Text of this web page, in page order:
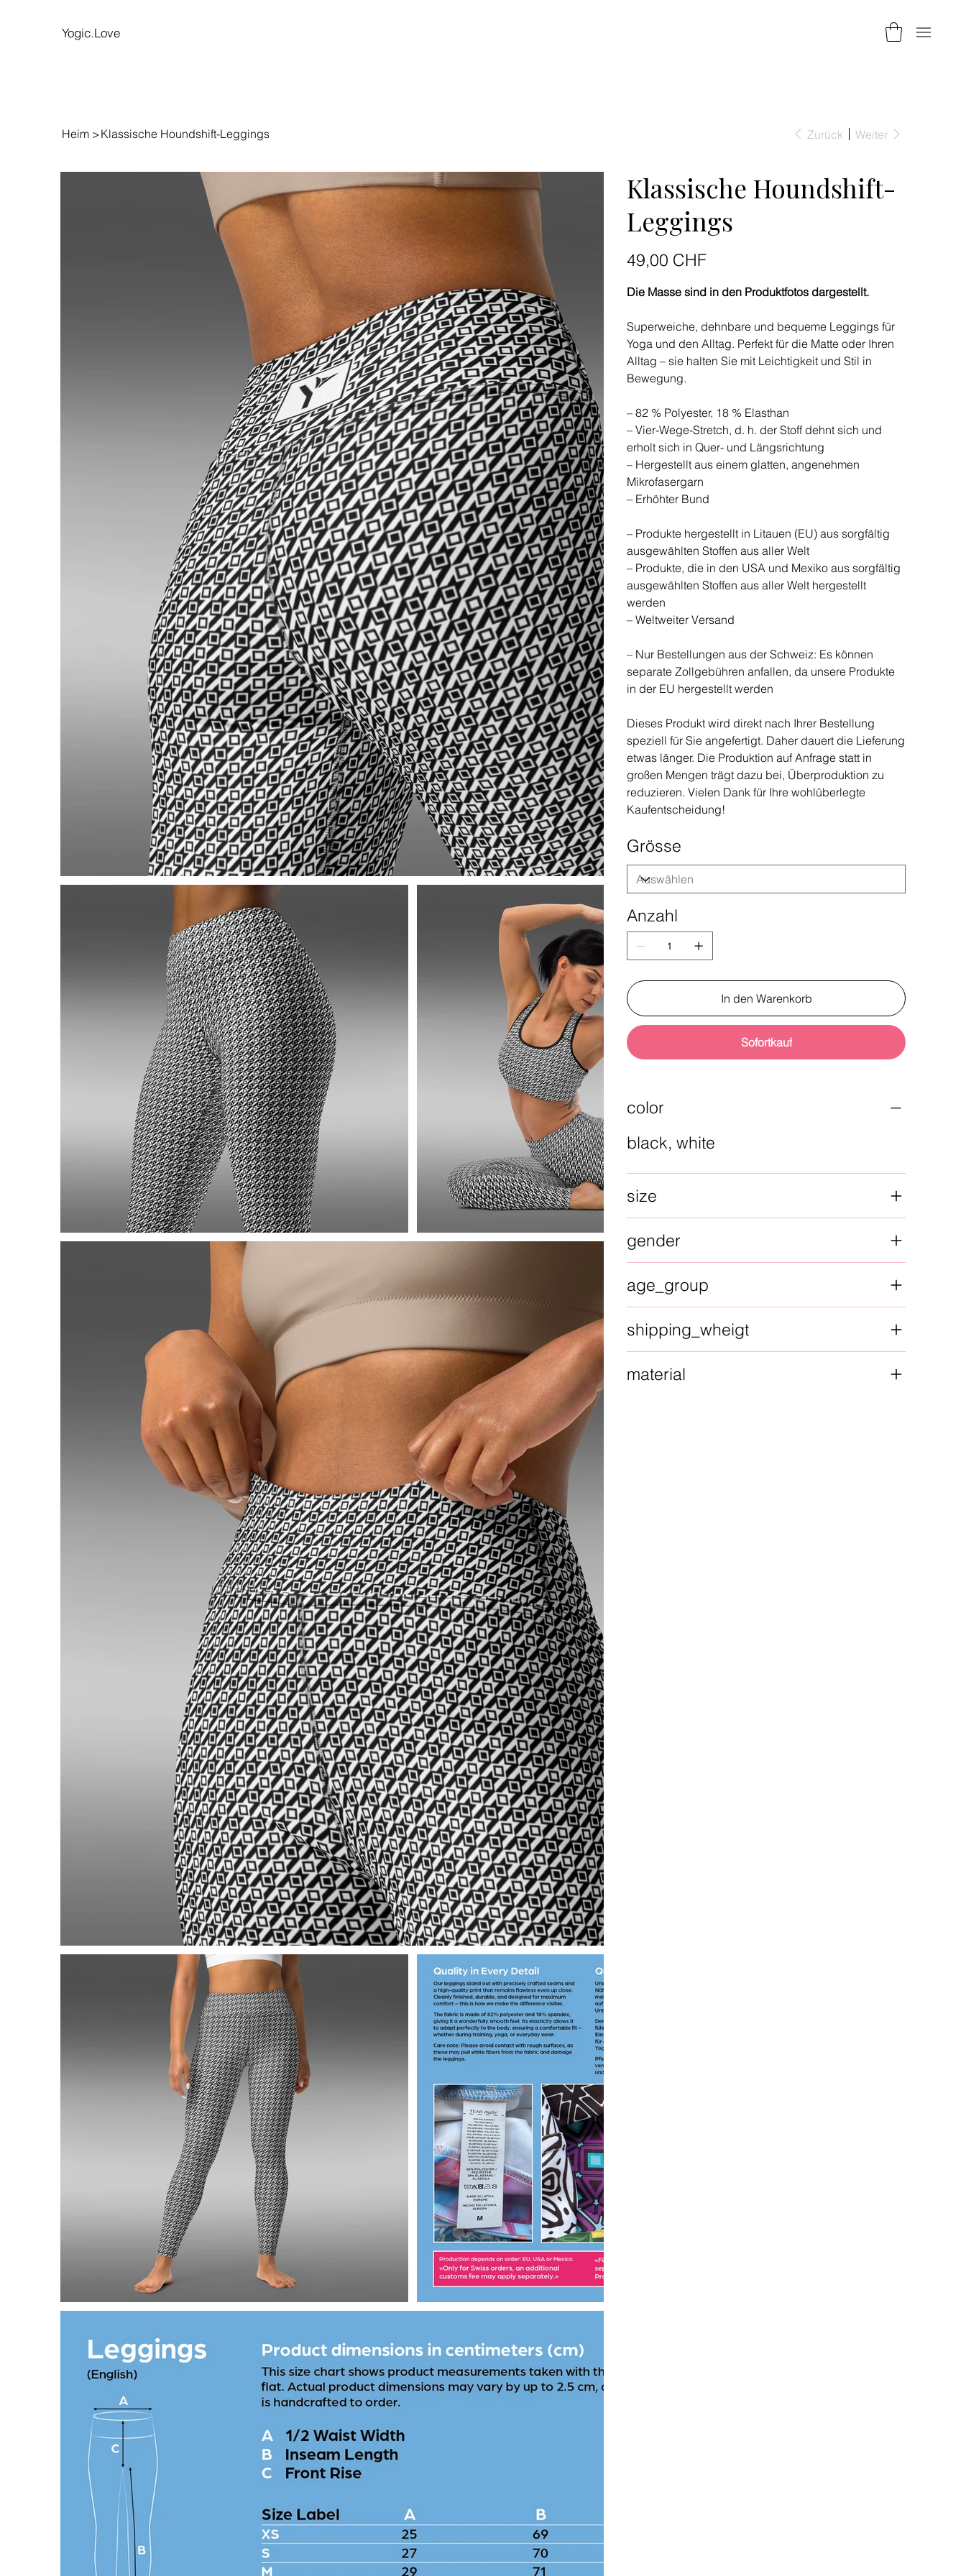
Yogic.Love
Heim >Klassische Houndshift-Leggings Zurück Weiter
Klassische Houndshift-
Leggings
49,00 CHF
Die Masse sind in den Produktfotos dargestellt.
Superweiche, dehnbare und bequeme Leggings für
Yoga und den Alltag. Perfekt für die Matte oder Ihren
Alltag – sie halten Sie mit Leichtigkeit und Stil in
Bewegung.
– 82 % Polyester, 18 % Elasthan
– Vier-Wege-Stretch, d. h. der Stoff dehnt sich und
erholt sich in Quer- und Längsrichtung
– Hergestellt aus einem glatten, angenehmen
Mikrofasergarn
– Erhöhter Bund
– Produkte hergestellt in Litauen (EU) aus sorgfältig
ausgewählten Stoffen aus aller Welt
– Produkte, die in den USA und Mexiko aus sorgfältig
ausgewählten Stoffen aus aller Welt hergestellt
werden
– Weltweiter Versand
– Nur Bestellungen aus der Schweiz: Es können
separate Zollgebühren anfallen, da unsere Produkte
in der EU hergestellt werden
Dieses Produkt wird direkt nach Ihrer Bestellung
speziell für Sie angefertigt. Daher dauert die Lieferung
etwas länger. Die Produktion auf Anfrage statt in
großen Mengen trägt dazu bei, Überproduktion zu
reduzieren. Vielen Dank für Ihre wohlüberlegte
Kaufentscheidung!
Grösse
Anzahl
In den Warenkorb
Sofortkauf
color
black, white
size
gender
age_group
shipping_wheigt
material